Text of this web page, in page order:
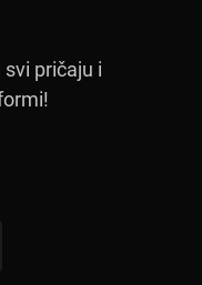
svi pričaju i